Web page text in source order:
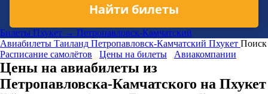
Найти билеты
Билеты Пхукет → Петропавловск-Камчатский
Авиабилеты Таиланд Петропавловск-Камчатский Пхукет Поиск
Расписание самолётов
Цены на билеты Авиакомпании
Цены на авиабилеты из
Петропавловска-Камчатского на Пхукет